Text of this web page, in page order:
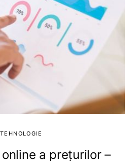
TEHNOLOGIE
a prețurilor –